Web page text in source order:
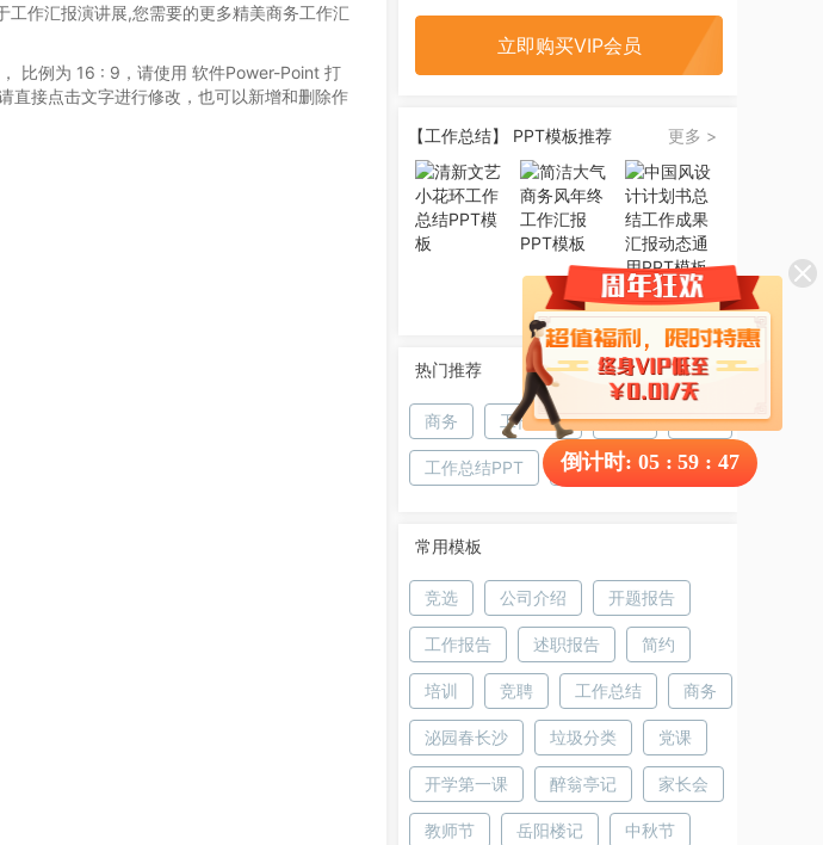
作汇报演讲展,您需要的更多精美商务工作汇
， 比例为 16 : 9 ，请使用 软件Power-Point 打
直接点击文字进行修改，也可以新增和删除作
立即购买VIP会员
【工作总结】 PPT模板推荐 更多 >
热门推荐
商务 工作汇报 白色 简约
工作总结PPT PPT模板下载
常用模板
竞选 公司介绍 开题报告
工作报告 述职报告 简约
培训 竞聘 工作总结 商务
泌园春长沙 垃圾分类 党课
开学第一课 醉翁亭记 家长会
教师节 岳阳楼记 中秋节
倒计时: 05 : 59 : 47